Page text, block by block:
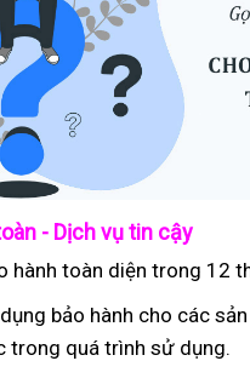
- Dịch vụ tin cậy
hành toàn diện trong 12
bảo hành cho các
trong quá trình sử dụng.